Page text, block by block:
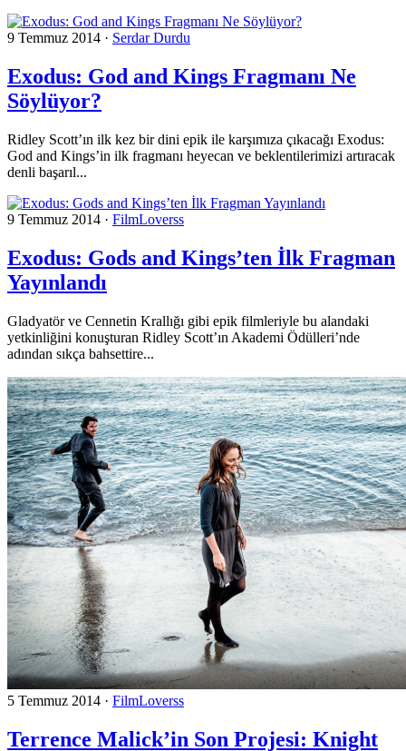
9 Temmuz 2014 · Serdar Durdu
Exodus: God and Kings Fragmanı Ne
Söylüyor?
Ridley Scott’ın ilk kez bir dini epik ile karşımıza çıkacağı Exodus:
God and Kings’in ilk fragmanı heyecan ve beklentilerimizi artıracak
denli başarıl...
9 Temmuz 2014 · FilmLoverss
Exodus: Gods and Kings’ten İlk Fragman
Yayınlandı
Gladyatör ve Cennetin Krallığı gibi epik filmleriyle bu alandaki
yetkinliğini konuşturan Ridley Scott’ın Akademi Ödülleri’nde
adından sıkça bahsettire...
5 Temmuz 2014 · FilmLoverss
Terrence Malick’in Son Projesi: Knight